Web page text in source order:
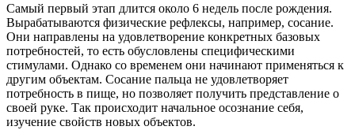
Самый первый этап длится около 6 недель после рождения.
Вырабатываются физические рефлексы, например, сосание.
Они направлены на удовлетворение конкретных базовых
потребностей, то есть обусловлены специфическими
стимулами. Однако со временем они начинают применяться к
другим объектам. Сосание пальца не удовлетворяет
потребность в пище, но позволяет получить представление о
своей руке. Так происходит начальное осознание себя,
изучение свойств новых объектов.